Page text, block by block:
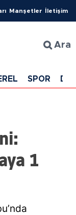
Manşetler İletişim
Ara
SPOR
1